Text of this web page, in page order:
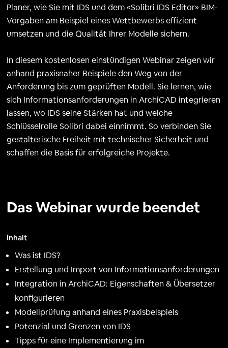
Planer, wie Sie mit IDS und dem «Solibri IDS Editor» BIM-
Vorgaben am Beispiel eines Wettbewerbs effizient
umsetzen und die Qualität Ihrer Modelle sichern.
In diesem kostenlosen einstündigen Webinar zeigen wir
anhand praxisnaher Beispiele den Weg von der
Anforderung bis zum geprüften Modell. Sie lernen, wie
sich Informationsanforderungen in ArchiCAD integrieren
lassen, wo IDS seine Stärken hat und welche
Schlüsselrolle Solibri dabei einnimmt. So verbinden Sie
gestalterische Freiheit mit technischer Sicherheit und
schaffen die Basis für erfolgreiche Projekte.
Das Webinar wurde beendet
Inhalt
Was ist IDS?
Erstellung und Import von Informationsanforderungen
Integration in ArchiCAD: Eigenschaften & Übersetzer
konfigurieren
Modellprüfung anhand eines Praxisbeispiels
Potenzial und Grenzen von IDS
Tipps für eine Implementierung im